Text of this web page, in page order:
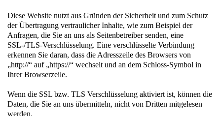
Diese Website nutzt aus Gründen der Sicherheit und zum Schutz
der Übertragung vertraulicher Inhalte, wie zum Beispiel der
Anfragen, die Sie an uns als Seitenbetreiber senden, eine
SSL-/TLS-Verschlüsselung. Eine verschlüsselte Verbindung
erkennen Sie daran, dass die Adresszeile des Browsers von
„http://“ auf „https://“ wechselt und an dem Schloss-Symbol in
Ihrer Browserzeile.
Wenn die SSL bzw. TLS Verschlüsselung aktiviert ist, können die
Daten, die Sie an uns übermitteln, nicht von Dritten mitgelesen
werden.